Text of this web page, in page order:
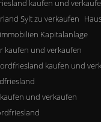
kaufen und
Sylt zu verkaufen
Kapitalanlage
kaufen und verkaufen
kaufen und
und verkaufen